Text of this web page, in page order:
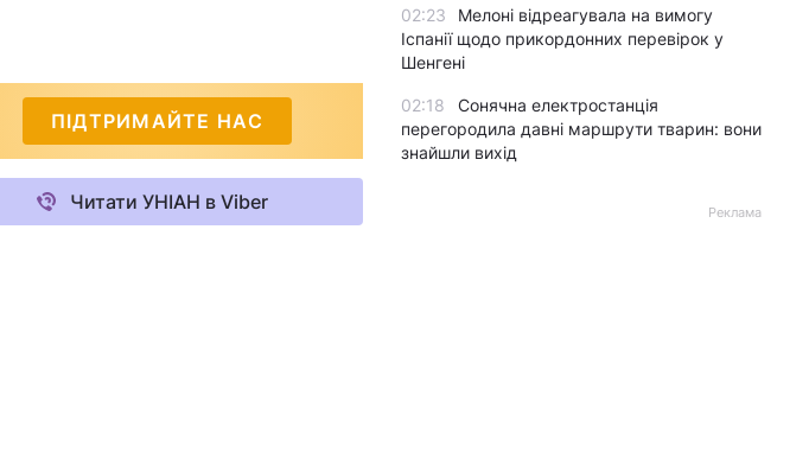
ПІДТРИМАЙТЕ НАС
Читати УНІАН в Viber
02:23
Мелоні відреагувала на вимогу
Іспанії щодо прикордонних перевірок у
Шенгені
02:18
Сонячна електростанція
перегородила давні маршрути тварин: вони
знайшли вихід
Реклама